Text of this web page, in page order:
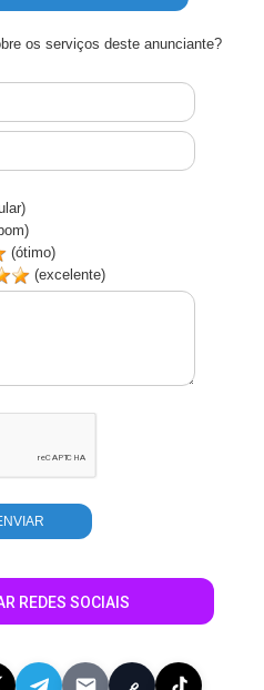
os serviços deste anunciante?
(ótimo)
(excelente)
REDES SOCIAIS